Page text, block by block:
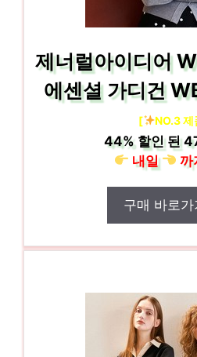
제너럴아이디어
에센셜 가디건
[ NO.3 제
44% 할인 된
내일
까
구매 바로가